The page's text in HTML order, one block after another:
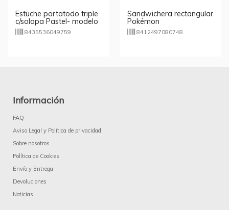
Estuche portatodo triple
c/solapa Pastel- modelo
aleatorio
8435536049759
Sandwichera rectangular
Pokémon
8412497080748
Información
FAQ
Aviso Legal y Política de privacidad
Sobre nosotros
Política de Cookies
Envío y Entrega
Devoluciones
Noticias